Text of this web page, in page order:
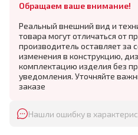
Обращаем ваше внимание!
Реальный внешний вид и
товара могут отличаться от
производитель оставляет за
изменения в конструкцию,
комплектацию изделия без
уведомления. Уточняйте
заказе
Нашли ошибку в